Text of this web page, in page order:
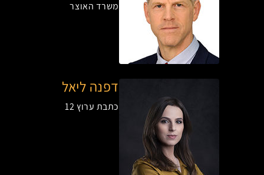
משרד האוצר
דפנה ליאל
כתבת ערוץ 12